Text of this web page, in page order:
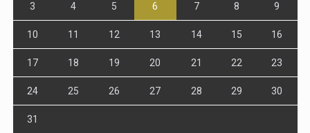
3 4 5 6 7 8 9
10 11 12 13 14 15 16
17 18 19 20 21 22 23
24 25 26 27 28 29 30
31